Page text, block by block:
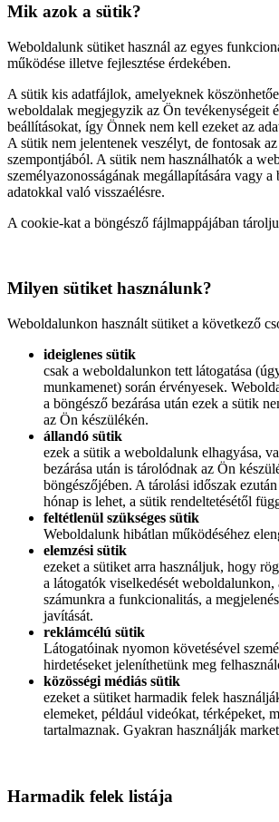
Mik azok a sütik?
Weboldalunk sütiket használ az egyes
működése illetve fejlesztése érdekében.
A sütik kis adatfájlok, amelyeknek
weboldalak megjegyzik az Ön tevékenységeit
beállításokat, így Önnek nem kell ezeket az
A sütik nem jelentenek veszélyt, de fontosak
szempontjából. A sütik nem használhatók a
személyazonosságának megállapítására vagy a
adatokkal való visszaélésre.
A cookie-kat a böngésző fájlmappájában
Milyen sütiket használunk?
Weboldalunkon használt sütiket a következő
ideiglenes sütik
csak a weboldalunkon tett látogatása
munkamenet) során érvényesek.
a böngésző bezárása után ezek a sütik
az Ön készülékén.
állandó sütik
ezek a sütik a weboldalunk elhagyása,
bezárása után is tárolódnak az Ön
böngészőjében. A tárolási időszak
hónap is lehet, a sütik rendeltetésétől
feltétlenül szükséges sütik
Weboldalunk hibátlan működéséhez
elemzési sütik
ezeket a sütiket arra használjuk, hogy
a látogatók viselkedését weboldalunkon,
számunkra a funkcionalitás, a
javítását.
reklámcélú sütik
Látogatóinak nyomon követésével
hirdetéseket jeleníthetünk meg
közösségi médiás sütik
ezeket a sütiket harmadik felek
elemeket, például videókat, térképeket,
tartalmaznak. Gyakran használják
Harmadik felek listája